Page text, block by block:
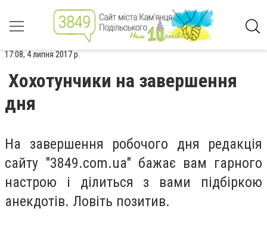
17:08, 4 липня 2017 р.
Хохотунчики на завершення
дня
На завершення робочого дня редакція
сайту "3849.com.ua" бажає вам гарного
настрою і ділиться з вами підбіркою
анекдотів. Ловіть позитив.